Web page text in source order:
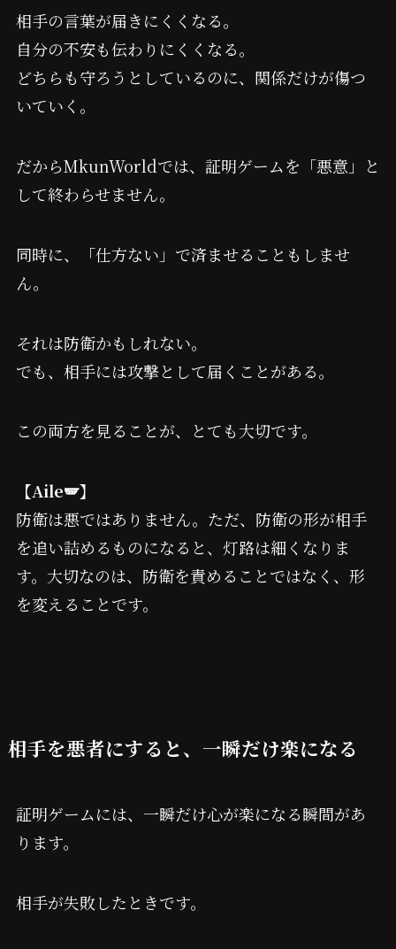
相手の言葉が届きにくくなる。
自分の不安も伝わりにくくなる。
どちらも守ろうとしているのに、関係だけが傷つ
いていく。
だからMkunWorldでは、証明ゲームを「悪意」と
して終わらせません。
同時に、「仕方ない」で済ませることもしませ
ん。
それは防衛かもしれない。
でも、相手には攻撃として届くことがある。
この両方を見ることが、とても大切です。
【Aile🪽】
防衛は悪ではありません。ただ、防衛の形が相手
を追い詰めるものになると、灯路は細くなりま
す。大切なのは、防衛を責めることではなく、形
を変えることです。
相手を悪者にすると、一瞬だけ楽になる
証明ゲームには、一瞬だけ心が楽になる瞬間があ
ります。
相手が失敗したときです。